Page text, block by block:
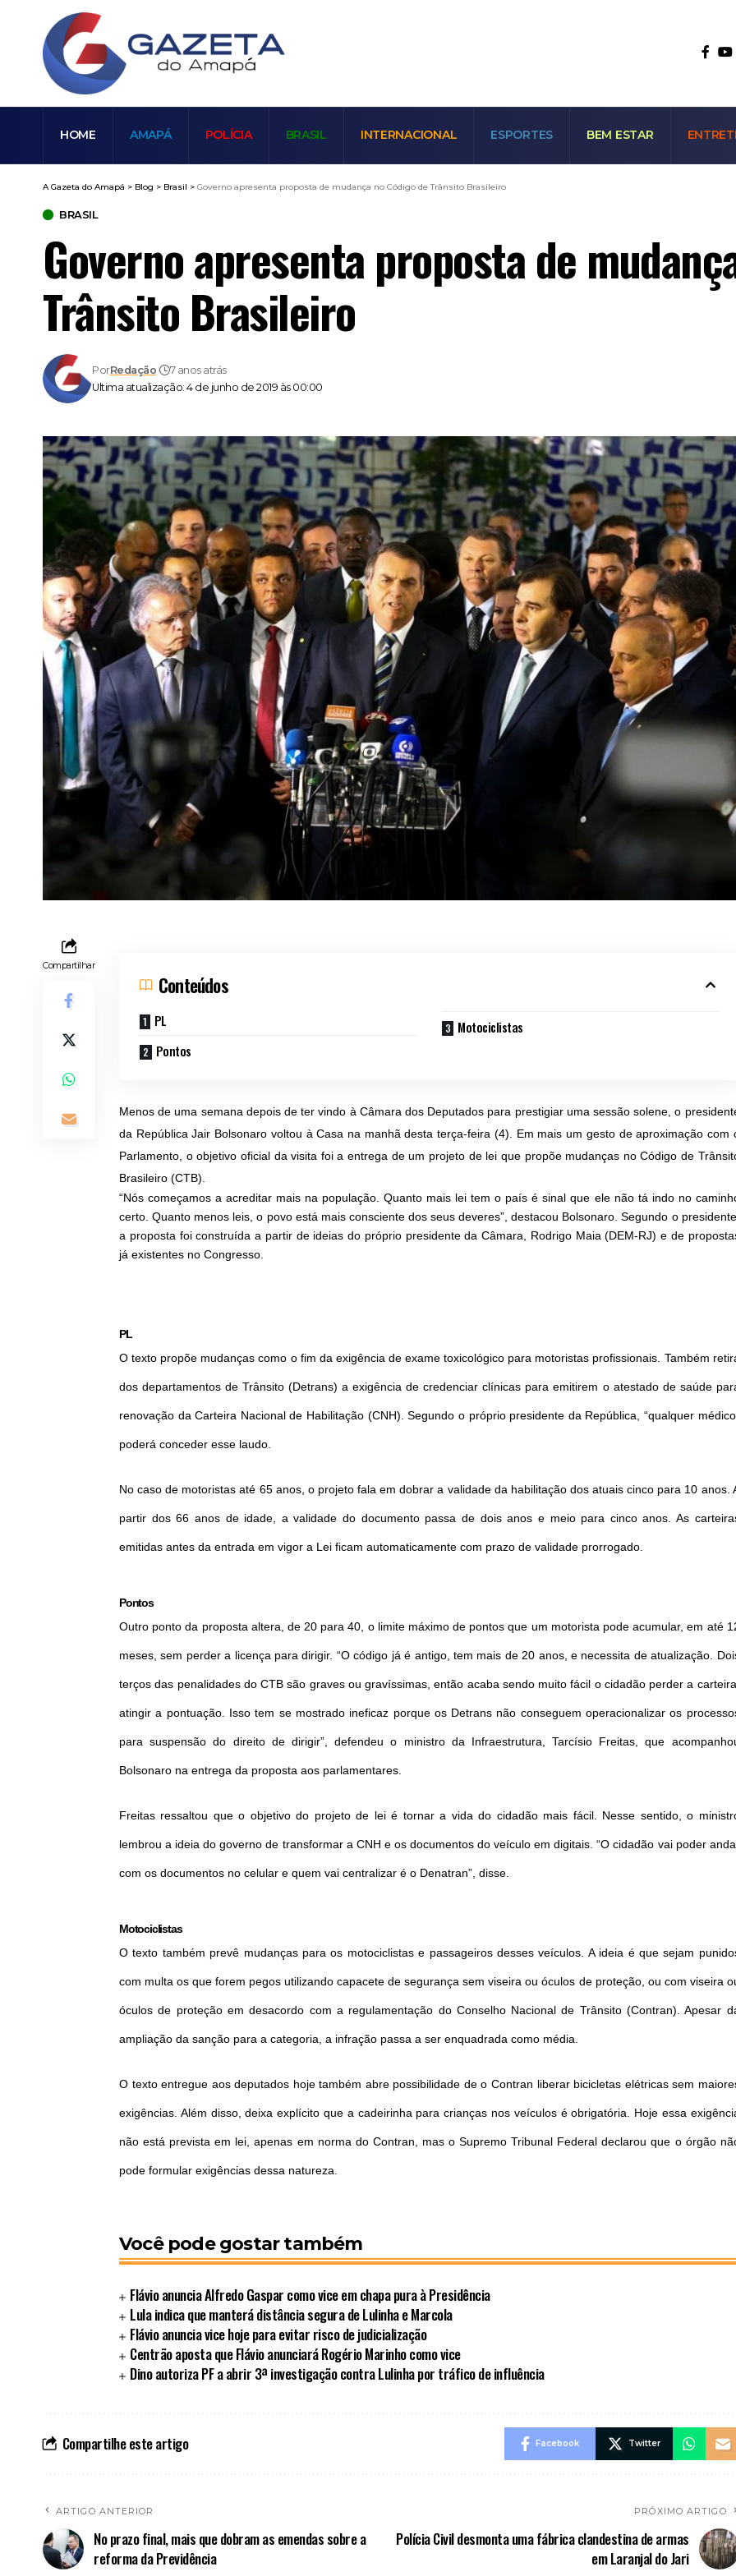
HOME AMAPÁ POLÍCIA BRASIL INTERNACIONAL ESPORTES BEM ESTAR
A Gazeta do Amapá > Blog > Brasil > Governo apresenta proposta de mudança no Código de Trânsito Brasileiro
BRASIL
Governo apresenta proposta de
Trânsito Brasileiro
Ultima atualização: 4 de junho de 2019 às 00:00
PorRedação 7 anos atrás
Compartilhar
Conteúdos
PL
Pontos
Motociclistas
Menos de uma semana depois de ter vindo à Câmara dos Deputados para prestigiar uma sessão solene, o
da República Jair Bolsonaro voltou à Casa na manhã desta terça-feira (4). Em mais um gesto de aproximação com
Parlamento, o objetivo oficial da visita foi a entrega de um projeto de lei que propõe mudanças no Código de
Brasileiro (CTB).
“Nós começamos a acreditar mais na população. Quanto mais lei tem o país é sinal que ele não tá indo no
certo. Quanto menos leis, o povo está mais consciente dos seus deveres”, destacou Bolsonaro. Segundo o
a proposta foi construída a partir de ideias do próprio presidente da Câmara, Rodrigo Maia (DEM-RJ) e de
já existentes no Congresso.
PL
O texto propõe mudanças como o fim da exigência de exame toxicológico para motoristas profissionais. Também
dos departamentos de Trânsito (Detrans) a exigência de credenciar clínicas para emitirem o atestado de saúde
renovação da Carteira Nacional de Habilitação (CNH). Segundo o próprio presidente da República, “qualquer
poderá conceder esse laudo.
No caso de motoristas até 65 anos, o projeto fala em dobrar a validade da habilitação dos atuais cinco para 10 anos.
partir dos 66 anos de idade, a validade do documento passa de dois anos e meio para cinco anos. As
emitidas antes da entrada em vigor a Lei ficam automaticamente com prazo de validade prorrogado.
Pontos
Outro ponto da proposta altera, de 20 para 40, o limite máximo de pontos que um motorista pode acumular, em até
meses, sem perder a licença para dirigir. “O código já é antigo, tem mais de 20 anos, e necessita de atualização.
terços das penalidades do CTB são graves ou gravíssimas, então acaba sendo muito fácil o cidadão perder a
atingir a pontuação. Isso tem se mostrado ineficaz porque os Detrans não conseguem operacionalizar os
para suspensão do direito de dirigir”, defendeu o ministro da Infraestrutura, Tarcísio Freitas, que
Bolsonaro na entrega da proposta aos parlamentares.
Freitas ressaltou que o objetivo do projeto de lei é tornar a vida do cidadão mais fácil. Nesse sentido, o
lembrou a ideia do governo de transformar a CNH e os documentos do veículo em digitais. “O cidadão vai poder
com os documentos no celular e quem vai centralizar é o Denatran”, disse.
Motociclistas
O texto também prevê mudanças para os motociclistas e passageiros desses veículos. A ideia é que sejam
com multa os que forem pegos utilizando capacete de segurança sem viseira ou óculos de proteção, ou com viseira
óculos de proteção em desacordo com a regulamentação do Conselho Nacional de Trânsito (Contran). Apesar
ampliação da sanção para a categoria, a infração passa a ser enquadrada como média.
O texto entregue aos deputados hoje também abre possibilidade de o Contran liberar bicicletas elétricas sem
exigências. Além disso, deixa explícito que a cadeirinha para crianças nos veículos é obrigatória. Hoje essa
não está prevista em lei, apenas em norma do Contran, mas o Supremo Tribunal Federal declarou que o órgão
pode formular exigências dessa natureza.
Você pode gostar também
Flávio anuncia Alfredo Gaspar como vice em chapa pura à Presidência
Lula indica que manterá distância segura de Lulinha e Marcola
Flávio anuncia vice hoje para evitar risco de judicialização
Centrão aposta que Flávio anunciará Rogério Marinho como vice
Dino autoriza PF a abrir 3ª investigação contra Lulinha por tráfico de influência
Compartilhe este artigo Facebook Twitter
ARTIGO ANTERIOR
No prazo final, mais que dobram as emendas sobre a
reforma da Previdência
PRÓXIMO ARTIGO
Polícia Civil desmonta uma fábrica clandestina de armas
em Laranjal do Jari